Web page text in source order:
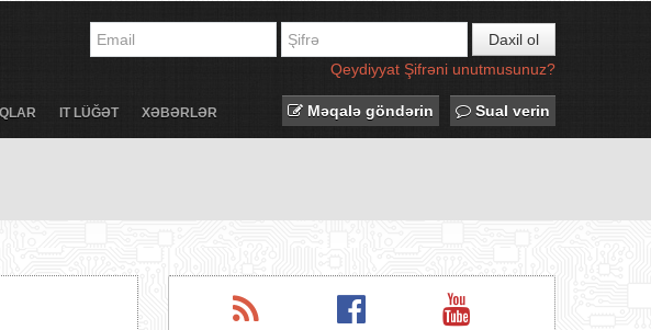
Daxil ol
Qeydiyyat Şifrəni unutmusunuz?
IT LÜĞƏT XƏBƏRLƏR Məqalə göndərin Sual verin